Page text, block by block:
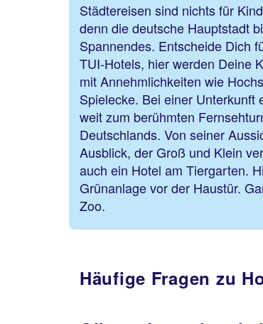
Städtereisen sind nichts für
denn die deutsche Hauptstadt
Spannendes. Entscheide Dich
TUI-Hotels, hier werden Deine
mit Annehmlichkeiten wie
Spielecke. Bei einer Unterkunft
weit zum berühmten
Deutschlands. Von seiner
Ausblick, der Groß und Klein
auch ein Hotel am Tiergarten.
Grünanlage vor der Haustür.
Zoo.
Häufige Fragen zu